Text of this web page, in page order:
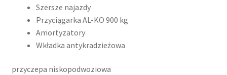
Szersze najazdy
Przyciągarka AL-KO 900 kg
Amortyzatory
Wkładka antykradzieżowa
przyczepa niskopodwoziowa